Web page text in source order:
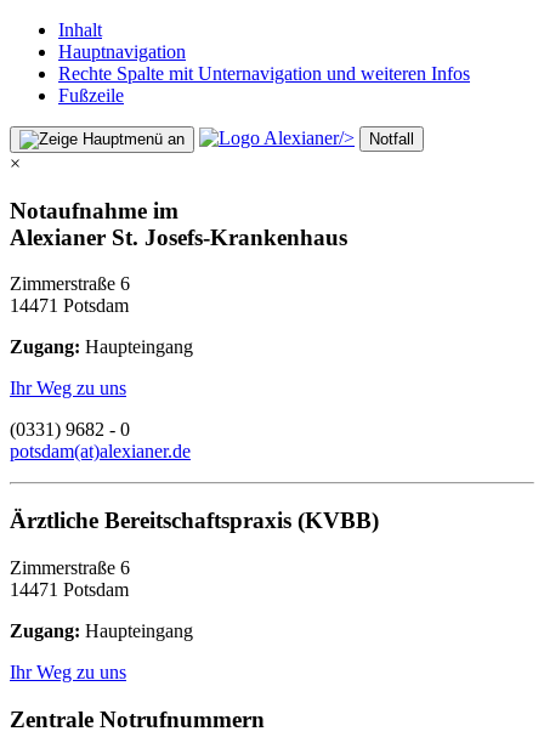
Inhalt
Hauptnavigation
Rechte Spalte mit Unternavigation und weiteren Infos
Fußzeile
/> Notfall
×
Notaufnahme im
Alexianer St. Josefs-Krankenhaus
Zimmerstraße 6
14471 Potsdam
Zugang: Haupteingang
Ihr Weg zu uns
(0331) 9682 - 0
potsdam(at)alexianer.de
Ärztliche Bereitschaftspraxis (KVBB)
Zimmerstraße 6
14471 Potsdam
Zugang: Haupteingang
Ihr Weg zu uns
Zentrale Notrufnummern